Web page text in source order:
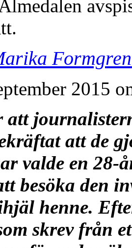
2015
att
att de
valde en 28-
besöka den
henne.
skrev från